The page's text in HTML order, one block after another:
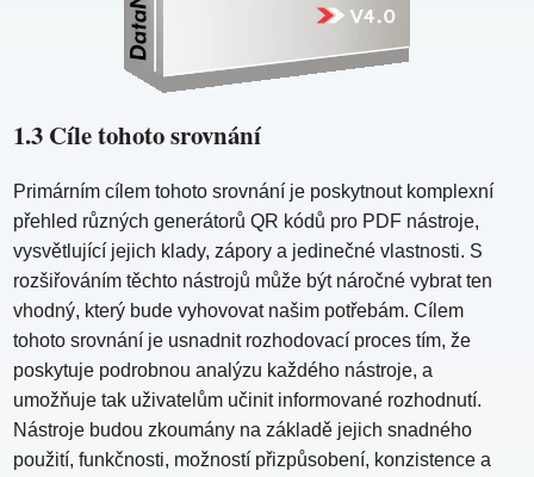
1.3 Cíle tohoto srovnání
Primárním cílem tohoto srovnání je poskytnout komplexní
přehled různých generátorů QR kódů pro PDF nástroje,
vysvětlující jejich klady, zápory a jedinečné vlastnosti. S
rozšiřováním těchto nástrojů může být náročné vybrat ten
vhodný, který bude vyhovovat našim potřebám. Cílem
tohoto srovnání je usnadnit rozhodovací proces tím, že
poskytuje podrobnou analýzu každého nástroje, a
umožňuje tak uživatelům učinit informované rozhodnutí.
Nástroje budou zkoumány na základě jejich snadného
použití, funkčnosti, možností přizpůsobení, konzistence a